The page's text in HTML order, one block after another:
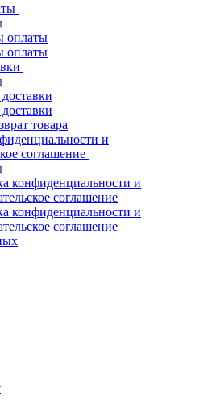
оплаты
оплаты
товара
и
соглашение
конфиденциальности и
соглашение
конфиденциальности и
соглашение